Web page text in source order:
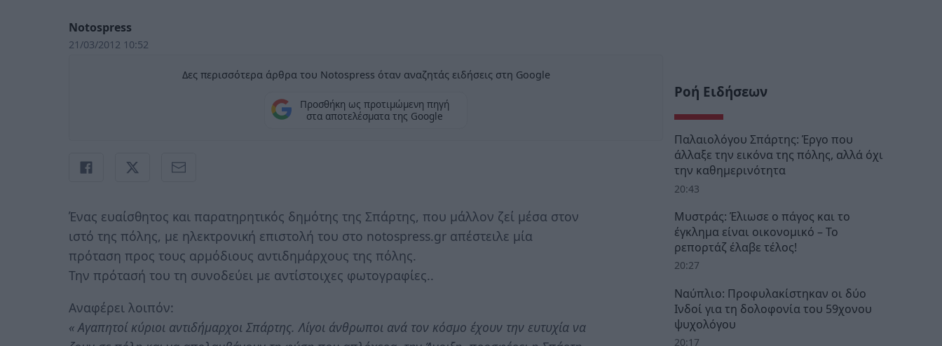
Notospress
21/03/2012 10:52
Δες περισσότερα άρθρα του Notospress όταν αναζητάς ειδήσεις στη Google
Προσθήκη ως προτιμώμενη πηγή
στα αποτελέσματα της Google
Ένας ευαίσθητος και παρατηρητικός δημότης της Σπάρτης, που μάλλον ζεί μέσα στον
ιστό της πόλης, με ηλεκτρονική επιστολή του στο notospress.gr απέστειλε μία
πρόταση προς τους αρμόδιους αντιδημάρχους της πόλης.
Την πρότασή του τη συνοδεύει με αντίστοιχες φωτογραφίες..
Αναφέρει λοιπόν:
« Αγαπητοί κύριοι αντιδήμαρχοι Σπάρτης. Λίγοι άνθρωποι ανά τον κόσμο έχουν την ευτυχία να
Ροή Ειδήσεων
Παλαιολόγου Σπάρτης: Έργο που
άλλαξε την εικόνα της πόλης, αλλά όχι
την καθημερινότητα
20:43
Μυστράς: Έλιωσε ο πάγος και το
έγκλημα είναι οικονομικό – Το
ρεπορτάζ έλαβε τέλος!
20:27
Ναύπλιο: Προφυλακίστηκαν οι δύο
Ινδοί για τη δολοφονία του 59χονου
ψυχολόγου
20:17